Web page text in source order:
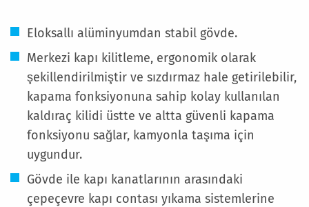
Eloksallı alüminyumdan stabil gövde.
Merkezi kapı kilitleme, ergonomik olarak
şekillendirilmiştir ve sızdırmaz hale getirilebilir,
kapama fonksiyonuna sahip kolay kullanılan
kaldıraç kilidi üstte ve altta güvenli kapama
fonksiyonu sağlar, kamyonla taşıma için
uygundur.
Gövde ile kapı kanatlarının arasındaki
çepeçevre kapı contası yıkama sistemlerine